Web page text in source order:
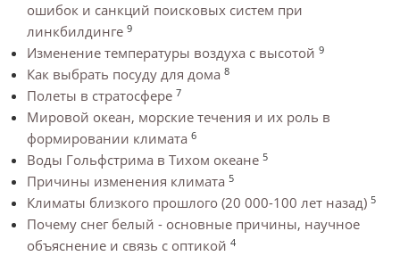
ошибок и санкций поисковых систем при
линкбилдинге 9
Изменение температуры воздуха с высотой 9
Как выбрать посуду для дома 8
Полеты в стратосфере 7
Мировой океан, морские течения и их роль в
формировании климата 6
Воды Гольфстрима в Тихом океане 5
Причины изменения климата 5
Климаты близкого прошлого (20 000-100 лет назад) 5
Почему снег белый - основные причины, научное
объяснение и связь с оптикой 4